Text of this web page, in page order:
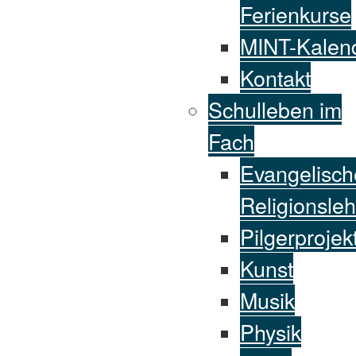
Ferienkurse
MINT-
Kontakt
Schulleben im
Fach
Kunst
Musik
Physik